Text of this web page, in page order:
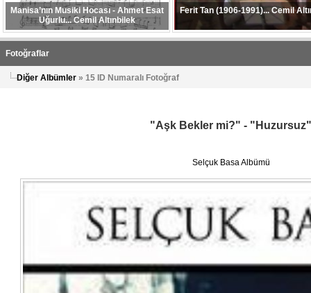
Manisa’nın Musiki Hocası - Ahmet Esat
Uğurlu... Cemil Altınbilek
Ferit Tan (1906-1991)... Cemil
Fotoğraflar
Diğer Albümler » 15 ID Numaralı Fotoğraf
"Aşk Bekler mi?" - "Huzursuz"
Selçuk Basa Albümü